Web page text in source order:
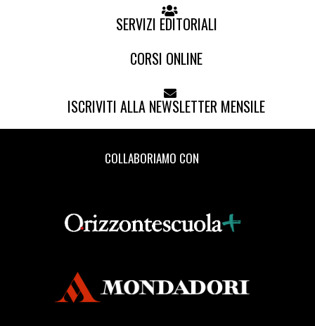
SERVIZI EDITORIALI
CORSI ONLINE
ISCRIVITI ALLA NEWSLETTER MENSILE
COLLABORIAMO CON